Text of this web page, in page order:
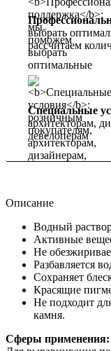
выбрать
рассчитаем
Специальные
архитекторам,
девелоперам
Описание
Водный
Активные
Не
Разбавляется
Сохраняет
Красящие
Не подходит
камня.
Сферы применения: